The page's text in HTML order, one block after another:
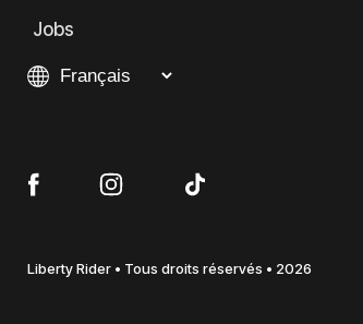
Jobs
Liberty Rider • Tous droits réservés • 2026